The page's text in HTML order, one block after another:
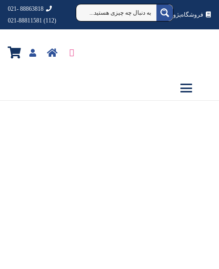
فروشگاه‌پژوهشکده‌شهردانش
88863818 -021
(112) 021-88811581